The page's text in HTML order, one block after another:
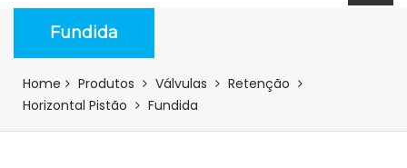
Fundida
Home Produtos Válvulas
Retenção
Horizontal Pistão
Fundida